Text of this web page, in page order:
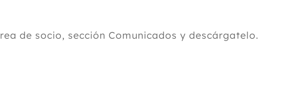
de socio, sección Comunicados y descárgatelo.